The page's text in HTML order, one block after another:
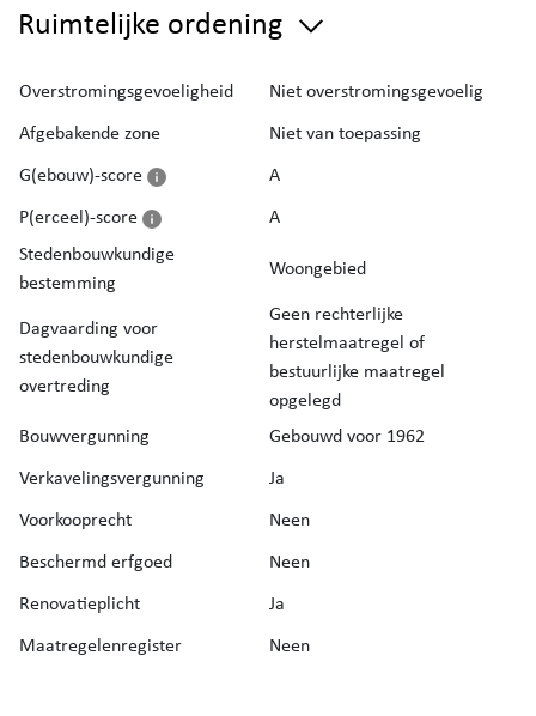
Ruimtelijke ordening
Overstromingsgevoeligheid
Niet overstromingsgevoelig
Afgebakende zone
Niet van toepassing
G(ebouw)-score
A
P(erceel)-score
A
Stedenbouwkundige
bestemming
Woongebied
Dagvaarding voor
stedenbouwkundige
overtreding
Geen rechterlijke
herstelmaatregel of
bestuurlijke maatregel
opgelegd
Bouwvergunning
Gebouwd voor 1962
Verkavelingsvergunning
Ja
Voorkooprecht
Neen
Beschermd erfgoed
Neen
Renovatieplicht
Ja
Maatregelenregister
Neen